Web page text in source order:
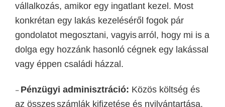
vállalkozás, amikor egy ingatlant kezel. Most
konkrétan egy lakás kezeléséről fogok pár
gondolatot megosztani, vagyisarról, hogy mi is a
dolga egy hozzánk hasonló cégnek egy lakással
vagy éppen családi házzal.
– Pénzügyi adminisztráció: Közös költség és
az összesszámlák kifizetése és nyilvántartása.